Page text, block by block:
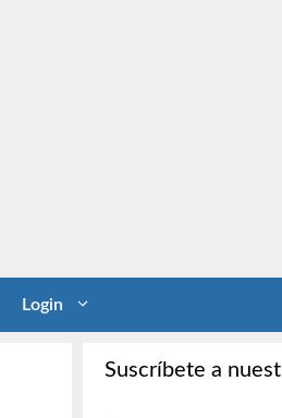
Login
Suscríbete a